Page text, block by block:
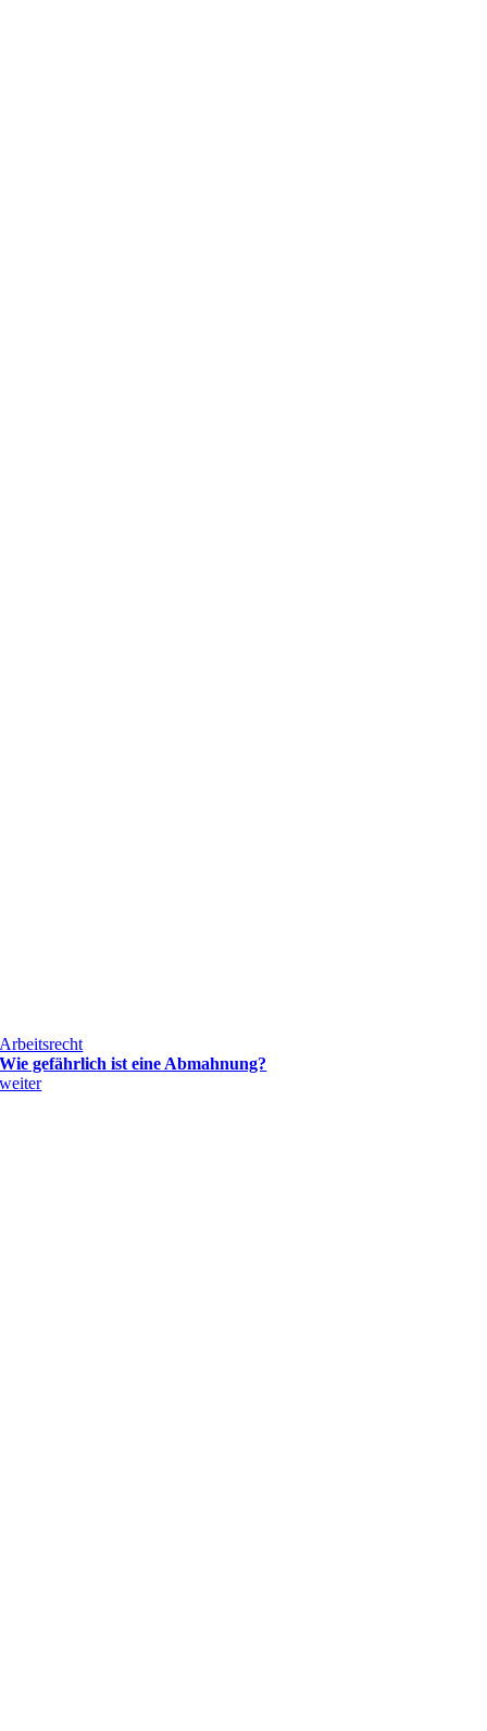
Arbeitsrecht
Wie gefährlich ist eine Abmahnung?
weiter